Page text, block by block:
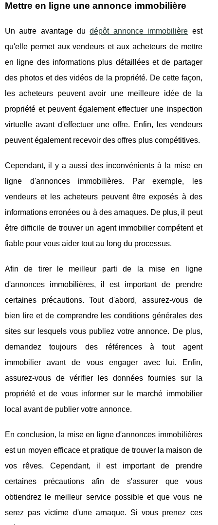
Mettre en ligne une annonce immobilière
Un autre avantage dudépôt annonce immobilière est
qu'elle permet aux vendeurs et aux acheteurs de mettre
en ligne des informations plus détaillées et de partager
des photos et des vidéos de la propriété. De cette façon,
les acheteurs peuvent avoir une meilleure idée de la
propriété et peuvent également effectuer une inspection
virtuelle avant d'effectuer une offre. Enfin, les vendeurs
peuvent également recevoir des offres plus compétitives.
Cependant, il y a aussi des inconvénients à la mise en
ligne d'annonces immobilières. Par exemple, les
vendeurs et les acheteurs peuvent être exposés à des
informations erronées ou à des arnaques. De plus, il peut
être difficile de trouver un agent immobilier compétent et
fiable pour vous aider tout au long du processus.
Afin de tirer le meilleur parti de la mise en ligne
d'annonces immobilières, il est important de prendre
certaines précautions. Tout d'abord, assurez-vous de
bien lire et de comprendre les conditions générales des
sites sur lesquels vous publiez votre annonce. De plus,
demandez toujours des références à tout agent
immobilier avant de vous engager avec lui. Enfin,
assurez-vous de vérifier les données fournies sur la
propriété et de vous informer sur le marché immobilier
local avant de publier votre annonce.
En conclusion, la mise en ligne d'annonces immobilières
est un moyen efficace et pratique de trouver la maison de
vos rêves. Cependant, il est important de prendre
certaines précautions afin de s'assurer que vous
obtiendrez le meilleur service possible et que vous ne
serez pas victime d'une arnaque. Si vous prenez ces